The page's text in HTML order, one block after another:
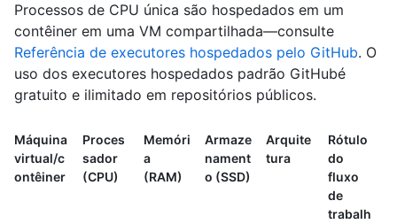
Processos de CPU única são hospedados em um
contêiner em uma VM compartilhada—consulte
Referência de executores hospedados pelo GitHub. O
uso dos executores hospedados padrão GitHubé
gratuito e ilimitado em repositórios públicos.
Máquina
virtual/c
ontêiner
Proces
sador
(CPU)
Memóri
a
(RAM)
Armaze
nament
o (SSD)
Arquite
tura
Rótulo
do
fluxo
de
trabalh